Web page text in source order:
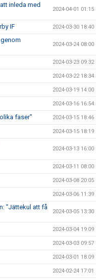
inleda med
2024-04-01 01:15
IF 2024-03-30 18:40
2024-03-24 08:00
2024-03-23 09:32
2024-03-22 18:34
2024-03-19 14:00
2024-03-16 16:54
faser" 2024-03-15 18:46
2024-03-15 18:19
2024-03-13 16:00
2024-03-11 08:00
2024-03-08 20:05
2024-03-06 11:39
"Jättekul att få
2024-03-05 13:30
2024-03-04 19:09
2024-03-03 09:57
2024-03-01 18:09
2024-02-24 17:01